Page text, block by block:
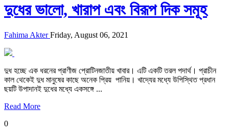
দুধের ভালো, খারাপ এবং বিরূপ দিক সমূহ
Fahima AkterFriday, August 06, 2021
দুধ হচ্ছে এক ধরনের প্রাণীজ প্রোটিনজাতীয় খাবার। এটি একটি তরল পদার্থ। প্রাচীন
কাল থেকেই দুধ মানুষের কাছে অনেক প্রিয় পানিয়। খাদ্যের মধ্যে উপিস্থিত প্রধান
ছয়টি উপাদানই দুধের মধ্যে একসঙ্গে ...
Read More
0